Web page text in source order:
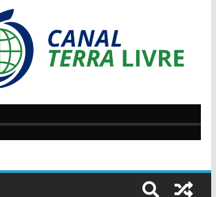
Gaspar como vice em chapa
presidencial do PL
Homem incendeia casa da ex-
companheira com filha de 13 anos
dentro do imóvel e foge após o
crime
política de valorização na educação
Ciro Nogueira apresenta projeto